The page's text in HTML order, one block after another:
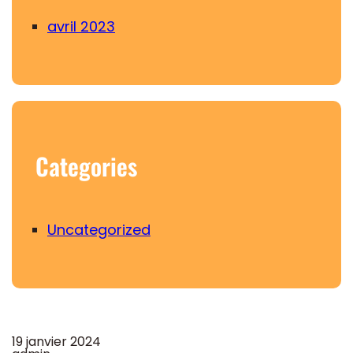
avril 2023
Categories
Uncategorized
19 janvier 2024